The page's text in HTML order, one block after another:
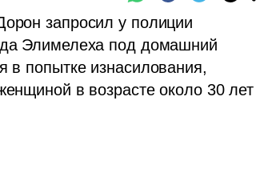
запросил у полиции
Элимелеха под домашний
в попытке изнасилования,
в возрасте около 30 лет